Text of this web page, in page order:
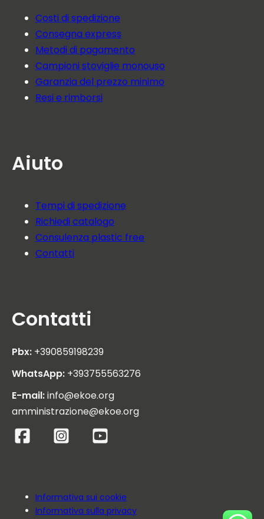
Costi di spedizione
Consegna express
Metodi di pagamento
Campioni stoviglie monouso
Garanzia del prezzo minimo
Resi e rimborsi
Aiuto
Tempi di spedizione
Richiedi catalogo
Consulenza plastic free
Contatti
Contatti
Pbx: +390859198239
WhatsApp: +393755563276
E-mail:info@ekoe.org
amministrazione@ekoe.org
Informativa sui cookie
Informativa sulla privacy